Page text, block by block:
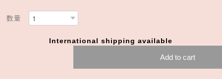
数量
International shipping available
Add to cart